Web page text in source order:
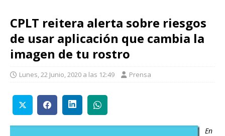
CPLT reitera alerta sobre riesgos
de usar aplicación que cambia la
imagen de tu rostro
Lunes, 22 Junio, 2020 a las 12:49 Prensa
En